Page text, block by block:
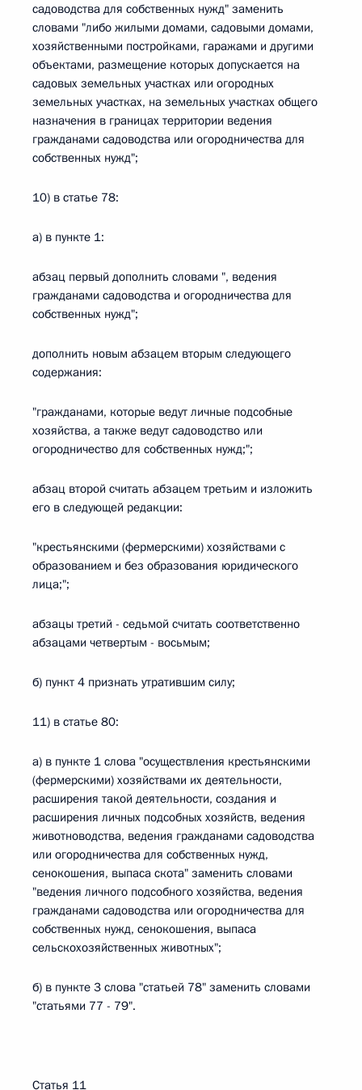
садоводства для собственных нужд" заменить
словами "либо жилыми домами, садовыми домами,
хозяйственными постройками, гаражами и другими
объектами, размещение которых допускается на
садовых земельных участках или огородных
земельных участках, на земельных участках общего
назначения в границах территории ведения
гражданами садоводства или огородничества для
собственных нужд";
10) в статье 78:
а) в пункте 1:
абзац первый дополнить словами ", ведения
гражданами садоводства и огородничества для
собственных нужд";
дополнить новым абзацем вторым следующего
содержания:
"гражданами, которые ведут личные подсобные
хозяйства, а также ведут садоводство или
огородничество для собственных нужд;";
абзац второй считать абзацем третьим и изложить
его в следующей редакции:
"крестьянскими (фермерскими) хозяйствами с
образованием и без образования юридического
лица;";
абзацы третий - седьмой считать соответственно
абзацами четвертым - восьмым;
б) пункт 4 признать утратившим силу;
11) в статье 80:
а) в пункте 1 слова "осуществления крестьянскими
(фермерскими) хозяйствами их деятельности,
расширения такой деятельности, создания и
расширения личных подсобных хозяйств, ведения
животноводства, ведения гражданами садоводства
или огородничества для собственных нужд,
сенокошения, выпаса скота" заменить словами
"ведения личного подсобного хозяйства, ведения
гражданами садоводства или огородничества для
собственных нужд, сенокошения, выпаса
сельскохозяйственных животных";
б) в пункте 3 слова "статьей 78" заменить словами
"статьями 77 - 79".
Статья 11